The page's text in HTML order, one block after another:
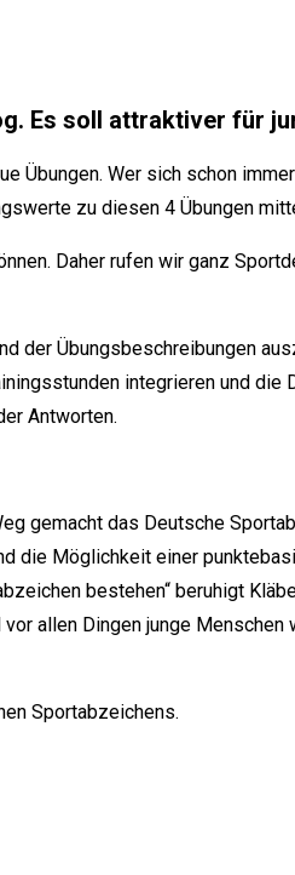
Es soll attraktiver für
Übungen. Wer sich schon
zu diesen 4 Übungen
Daher rufen wir ganz
der Übungsbeschreibungen
integrieren und die
Antworten.
gemacht das Deutsche
die Möglichkeit einer
bestehen“ beruhigt
allen Dingen junge
Sportabzeichens.